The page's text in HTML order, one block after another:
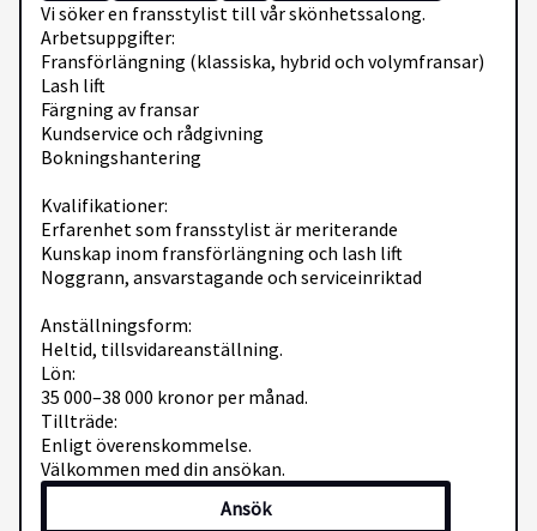
Vi söker en fransstylist till vår skönhetssalong.
Arbetsuppgifter:
Fransförlängning (klassiska, hybrid och volymfransar)
Lash lift
Färgning av fransar
Kundservice och rådgivning
Bokningshantering
Kvalifikationer:
Erfarenhet som fransstylist är meriterande
Kunskap inom fransförlängning och lash lift
Noggrann, ansvarstagande och serviceinriktad
Anställningsform:
Heltid, tillsvidareanställning.
Lön:
35 000–38 000 kronor per månad.
Tillträde:
Enligt överenskommelse.
Välkommen med din ansökan.
Ansök